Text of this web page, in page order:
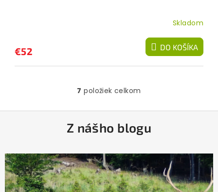
Skladom
€52 DO KOŠÍKA
O
l
d
i
e
p
r
7 položiek celkom
ä
Z nášho blogu